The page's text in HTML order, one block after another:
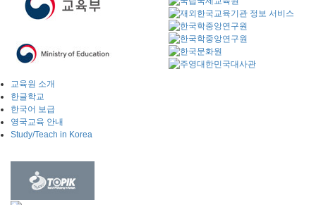
교육원 소개
한글학교
한국어 보급
영국교육 안내
Study/Teach in Korea